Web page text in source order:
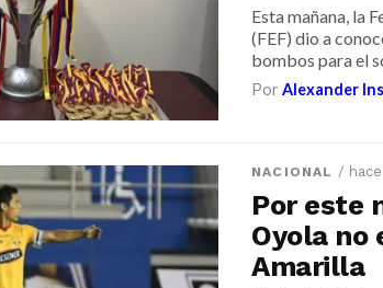
Esta mañana, la
(FEF) dio a
bombos para el
PorAlexander
NACIONAL /
Por este
Oyola no
Amarilla